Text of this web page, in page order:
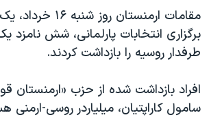
گالری عکس
آرشیو پخش زنده
اعتراضات زن، زندگی، آزادی
مجموعه مستندهای دادخواهی
دادگاه حمید نوری
چهل سال گروگان‌گیری
مقامات ارمنستان روز
برگزاری انتخابات پارلمانی، شش
طرفدار روسیه را بازداشت کردند.
افراد بازداشت شده از حزب «ارمنستان
سامول کاراپتیان، میلیاردر روسی-ارمنی